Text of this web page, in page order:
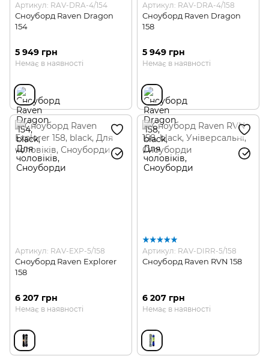
Артикул: RAV-DRA-4/154
Сноуборд Raven Dragon
154
5 949 грн
Немає в наявності
Артикул: RAV-DRA-4/158
Сноуборд Raven Dragon
158
5 949 грн
Немає в наявності
Артикул: RAV-EXP-5/158
Сноуборд Raven Explorer
158
6 207 грн
Немає в наявності
Артикул: RAV-DIRR-5/158
Сноуборд Raven RVN 158
6 207 грн
Немає в наявності